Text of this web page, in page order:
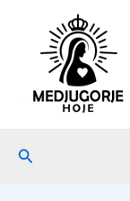
conteúdo
Pesquisar
navigation